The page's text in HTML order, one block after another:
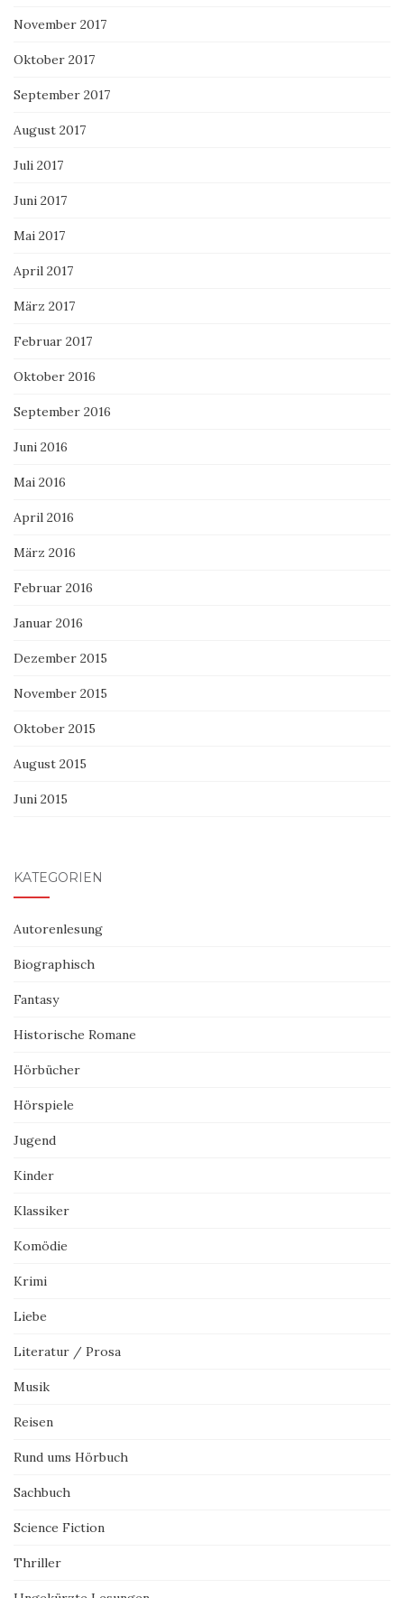
November 2017
Oktober 2017
September 2017
August 2017
Juli 2017
Juni 2017
Mai 2017
April 2017
März 2017
Februar 2017
Oktober 2016
September 2016
Juni 2016
Mai 2016
April 2016
März 2016
Februar 2016
Januar 2016
Dezember 2015
November 2015
Oktober 2015
August 2015
Juni 2015
KATEGORIEN
Autorenlesung
Biographisch
Fantasy
Historische Romane
Hörbücher
Hörspiele
Jugend
Kinder
Klassiker
Komödie
Krimi
Liebe
Literatur / Prosa
Musik
Reisen
Rund ums Hörbuch
Sachbuch
Science Fiction
Thriller